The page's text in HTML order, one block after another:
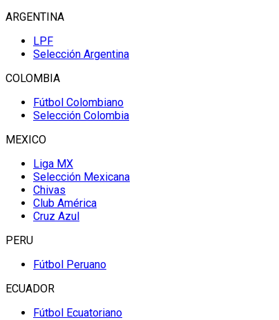
ARGENTINA
LPF
Selección Argentina
COLOMBIA
Fútbol Colombiano
Selección Colombia
MEXICO
Liga MX
Selección Mexicana
Chivas
Club América
Cruz Azul
PERU
Fútbol Peruano
ECUADOR
Fútbol Ecuatoriano